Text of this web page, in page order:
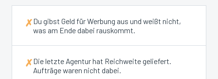
✗Du gibst Geld für Werbung aus und weißt nicht,
was am Ende dabei rauskommt.
✗Die letzte Agentur hat Reichweite geliefert.
Aufträge waren nicht dabei.